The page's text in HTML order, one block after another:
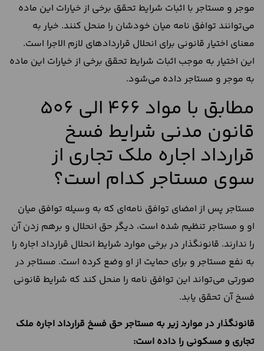
موجر و مستاجر با اثبات شرایط تحقق برخی از خیارات این ماده
می‌توانند توافق نامه میان خودشان را منحل کنند. خیار به
معنای اختیار قانونی برای انحلال قراردادهای لازم الاجرا است.
این اختیار به موجب اثبات شرایط تحقق برخی از خیارات این ماده
به موجر و مستاجر داده می‌شود.
مطابق با مواد 466 الی 506
قانون مدنی شرایط فسخ
قرارداد اجاره ملک تجاری از
سوی مستاجر کدام است؟
مستاجر پس از امضای توافق نامه‌ای که به وسیله توافق میان
او و مستاجر تنظیم شده است، دیگر حق انحلال و برهم زدن آن
را ندارند. قانونگذار در برخی موارد شرایط انحلال قرارداد اجاره را
به نفع مستاجر و برای حمایت از او وضع کرده است. مستاجر در
صورتی می‌تواند این توافق نامه‌ را منحل کند که شرایط قانونی
فسخ آن تحقق یابد.
قانونگذار در موارد زیر به مستاجر حق فسخ قرارداد اجاره ملک
تجاری و مسکونی را داده است: